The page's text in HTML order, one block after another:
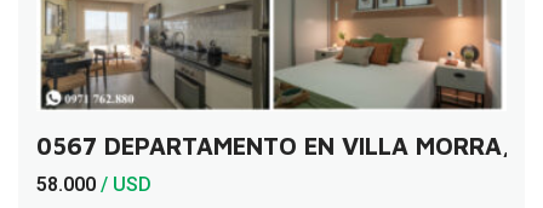
0567 DEPARTAMENTO EN VILLA MORRA,
58.000 / USD